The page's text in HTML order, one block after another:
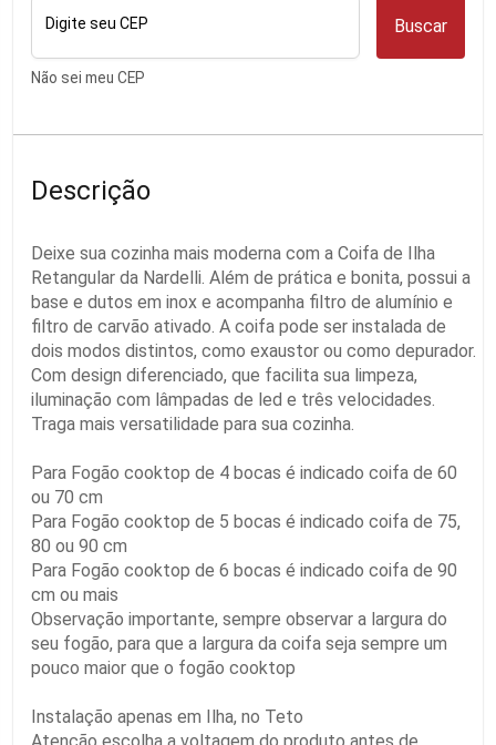
Digite seu CEP Buscar
Não sei meu CEP
Descrição
Deixe sua cozinha mais moderna com a Coifa de Ilha
Retangular da Nardelli. Além de prática e bonita, possui a
base e dutos em inox e acompanha filtro de alumínio e
filtro de carvão ativado. A coifa pode ser instalada de
dois modos distintos, como exaustor ou como depurador.
Com design diferenciado, que facilita sua limpeza,
iluminação com lâmpadas de led e três velocidades.
Traga mais versatilidade para sua cozinha.
Para Fogão cooktop de 4 bocas é indicado coifa de 60
ou 70 cm
Para Fogão cooktop de 5 bocas é indicado coifa de 75,
80 ou 90 cm
Para Fogão cooktop de 6 bocas é indicado coifa de 90
cm ou mais
Observação importante, sempre observar a largura do
seu fogão, para que a largura da coifa seja sempre um
pouco maior que o fogão cooktop
Instalação apenas em Ilha, no Teto